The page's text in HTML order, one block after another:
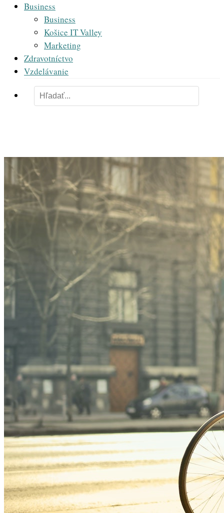
Business
Business
Košice IT Valley
Marketing
Zdravotníctvo
Vzdelávanie